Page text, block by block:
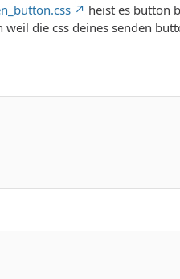
heist es button
die css deines senden